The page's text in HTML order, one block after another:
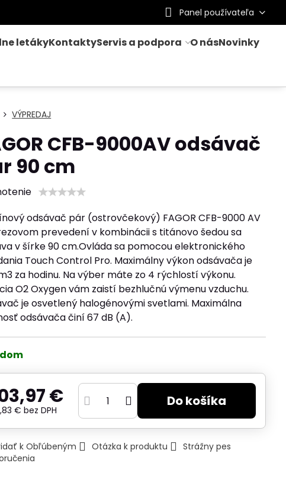
Panel používateľa
letákyKontaktyServis a podpora O násNovinky
VÝPREDAJ
CFB-9000AV odsávač
90 cm
odsávač pár (ostrovčekový) FAGOR CFB-9000 AV
prevedení v kombinácii s titánovo šedou sa
v šírke 90 cm.Ovláda sa pomocou elektronického
Touch Control Pro. Maximálny výkon odsávača je
za hodinu. Na výber máte zo 4 rýchlostí výkonu.
O2 Oxygen vám zaistí bezhlučnú výmenu vzduchu.
je osvetlený halogénovými svetlami. Maximálna
odsávača činí 67 dB (A).
€
€bez DPH
Do košíka
k Obľúbeným Otázka k produktu
Strážny pes